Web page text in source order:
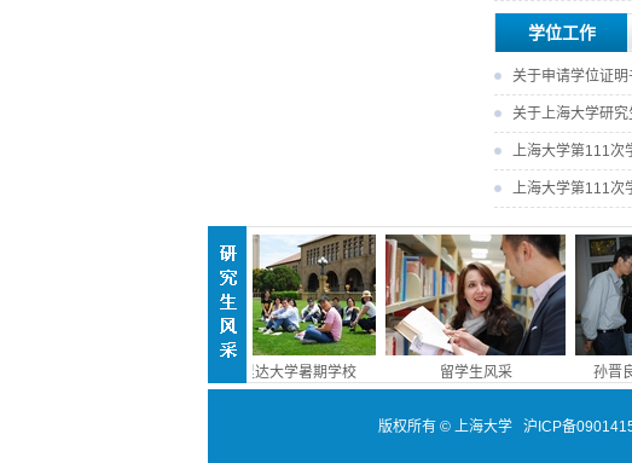
学位工作
关于申请学位证
关于上海大学研
上海大学第111次
上海大学第111次
佛罗里达大学暑期学校 留学生风采 孙晋良
版权所有 ©上海大学 沪ICP备